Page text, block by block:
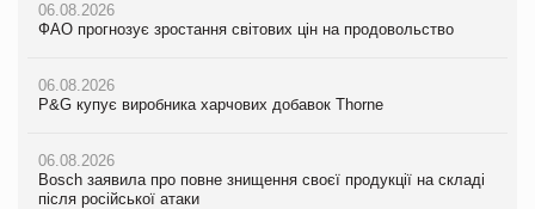
06.08.2026
ФАО прогнозує зростання світових цін на продовольство
06.08.2026
P&G купує виробника харчових добавок Thorne
06.08.2026
Bosch заявила про повне знищення своєї продукції на складі
після російської атаки
05.08.2026
новинки від ТМ ТОКЕРИ
06.08.2026
ФАО прогнозує зростання світових цін на продовольство
06.08.2026
P&G купує виробника харчових добавок Thorne
06.08.2026
Bosch заявила про повне знищення своєї продукції на складі
після російської атаки